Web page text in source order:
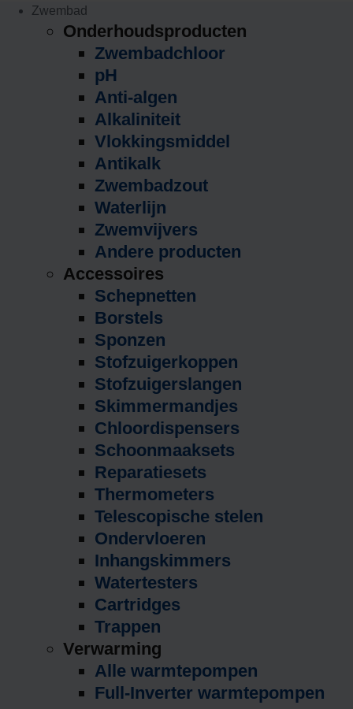
Zwembad
Onderhoudsproducten
Zwembadchloor
pH
Anti-algen
Alkaliniteit
Vlokkingsmiddel
Antikalk
Zwembadzout
Waterlijn
Zwemvijvers
Andere producten
Accessoires
Schepnetten
Borstels
Sponzen
Stofzuigerkoppen
Stofzuigerslangen
Skimmermandjes
Chloordispensers
Schoonmaaksets
Reparatiesets
Thermometers
Telescopische stelen
Ondervloeren
Inhangskimmers
Watertesters
Cartridges
Trappen
Verwarming
Alle warmtepompen
Full-Inverter warmtepompen